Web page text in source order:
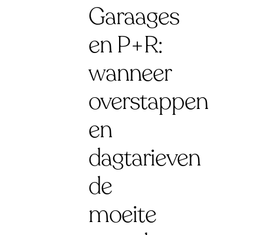
Garaages
en P+R:
wanneer
overstappen
en
dagtarieven
de
moeite